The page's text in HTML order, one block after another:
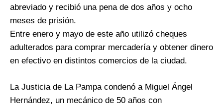
abreviado y recibió una pena de dos años y ocho
meses de prisión.
Entre enero y mayo de este año utilizó cheques
adulterados para comprar mercadería y obtener dinero
en efectivo en distintos comercios de la ciudad.
La Justicia de La Pampa condenó a Miguel Ángel
Hernández, un mecánico de 50 años con